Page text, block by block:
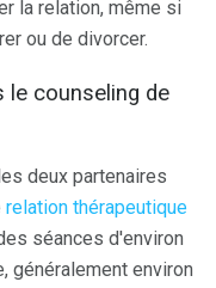
la relation, même si
ou de divorcer.
le counseling de
deux partenaires
relation thérapeutique
séances d'environ
généralement environ